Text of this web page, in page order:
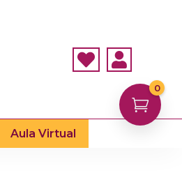
 
Aula Virtual

0